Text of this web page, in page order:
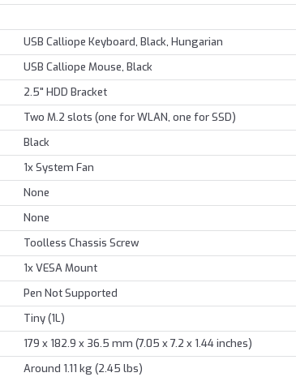
USB Calliope Keyboard, Black, Hungarian
USB Calliope Mouse, Black
2.5" HDD Bracket
Two M.2 slots (one for WLAN, one for SSD)
Black
1x System Fan
None
None
Toolless Chassis Screw
1x VESA Mount
Pen Not Supported
Tiny (1L)
179 x 182.9 x 36.5 mm (7.05 x 7.2 x 1.44 inches)
Around 1.11 kg (2.45 lbs)